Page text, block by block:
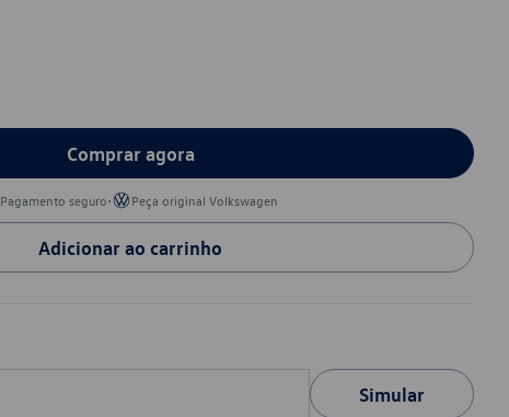
Comprar agora
Pagamento seguro• Peça original Volkswagen
Adicionar ao carrinho
Simular